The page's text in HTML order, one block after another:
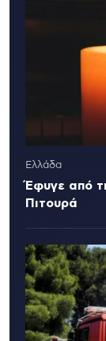
Ελλάδα
Έφυγε από
Πιτουρά